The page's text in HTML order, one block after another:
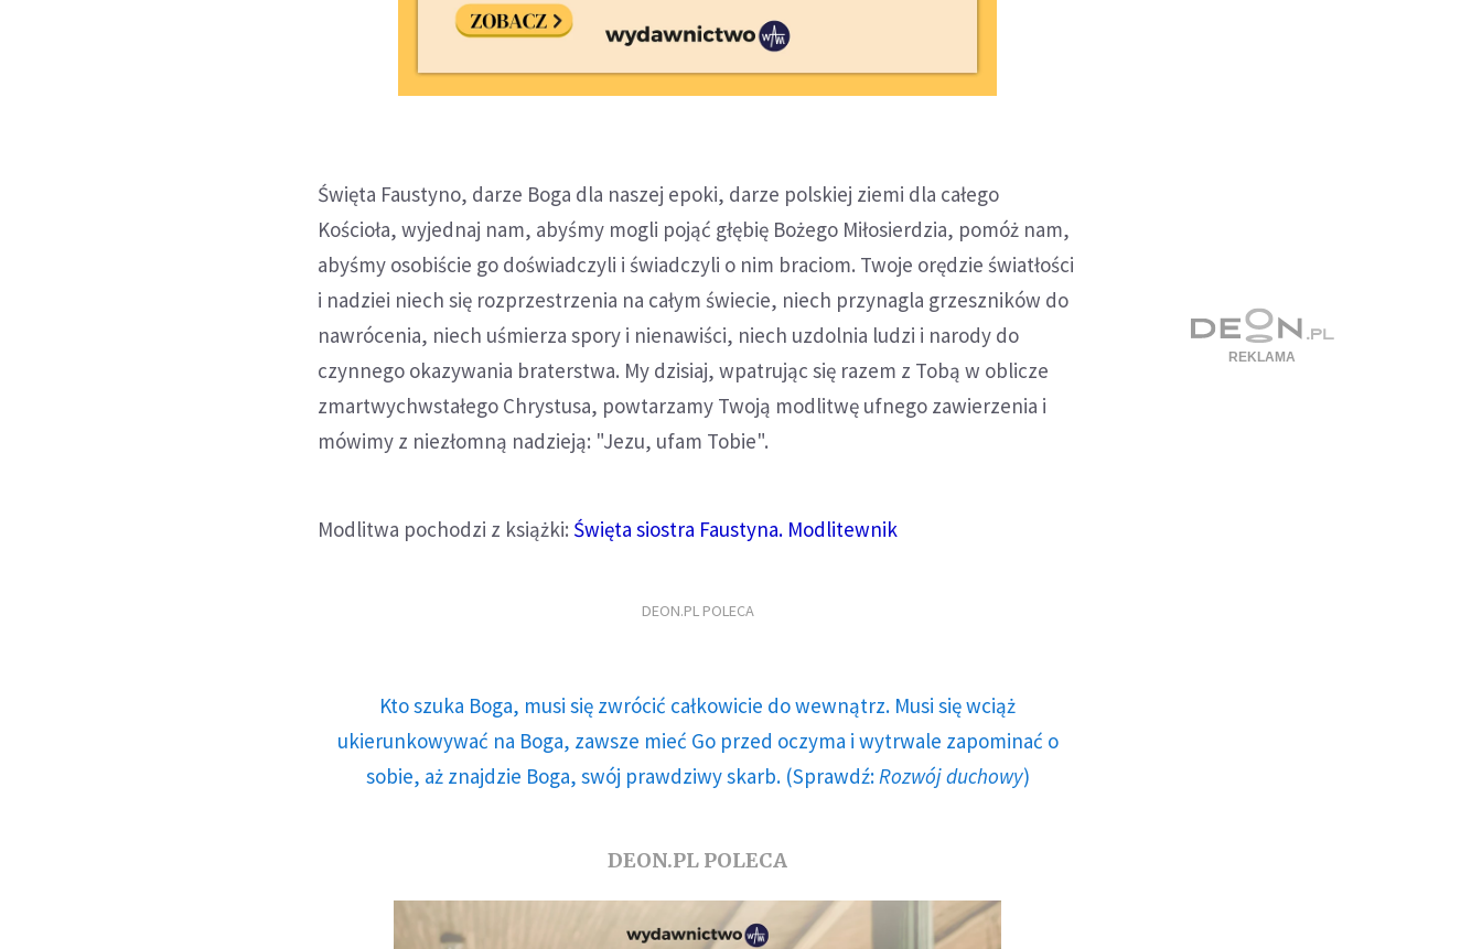
Święta Faustyno, darze Boga dla naszej epoki, darze polskiej ziemi dla całego
Kościoła, wyjednaj nam, abyśmy mogli pojąć głębię Bożego Miłosierdzia, pomóż nam,
abyśmy osobiście go doświadczyli i świadczyli o nim braciom. Twoje orędzie światłości
i nadziei niech się rozprzestrzenia na całym świecie, niech przynagla grzeszników do
nawrócenia, niech uśmierza spory i nienawiści, niech uzdolnia ludzi i narody do
czynnego okazywania braterstwa. My dzisiaj, wpatrując się razem z Tobą w oblicze
zmartwychwstałego Chrystusa, powtarzamy Twoją modlitwę ufnego zawierzenia i
mówimy z niezłomną nadzieją: "Jezu, ufam Tobie".
Modlitwa pochodzi z książki: Święta siostra Faustyna. Modlitewnik
DEON.PL POLECA
Kto szuka Boga, musi się zwrócić całkowicie do wewnątrz. Musi się wciąż
ukierunkowywać na Boga, zawsze mieć Go przed oczyma i wytrwale zapominać o
sobie, aż znajdzie Boga, swój prawdziwy skarb. (Sprawdź: Rozwój duchowy)
DEON.PL POLECA